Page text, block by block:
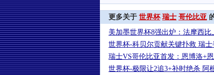
更多关于 世界杯 瑞士 哥伦比亚
美加墨世界杯8强出炉：法摩西
世界杯-科贝尔贡献关键扑救 瑞
瑞士VS哥伦比亚首发：恩博洛+
世界杯-极限让2追3+补时绝杀 阿